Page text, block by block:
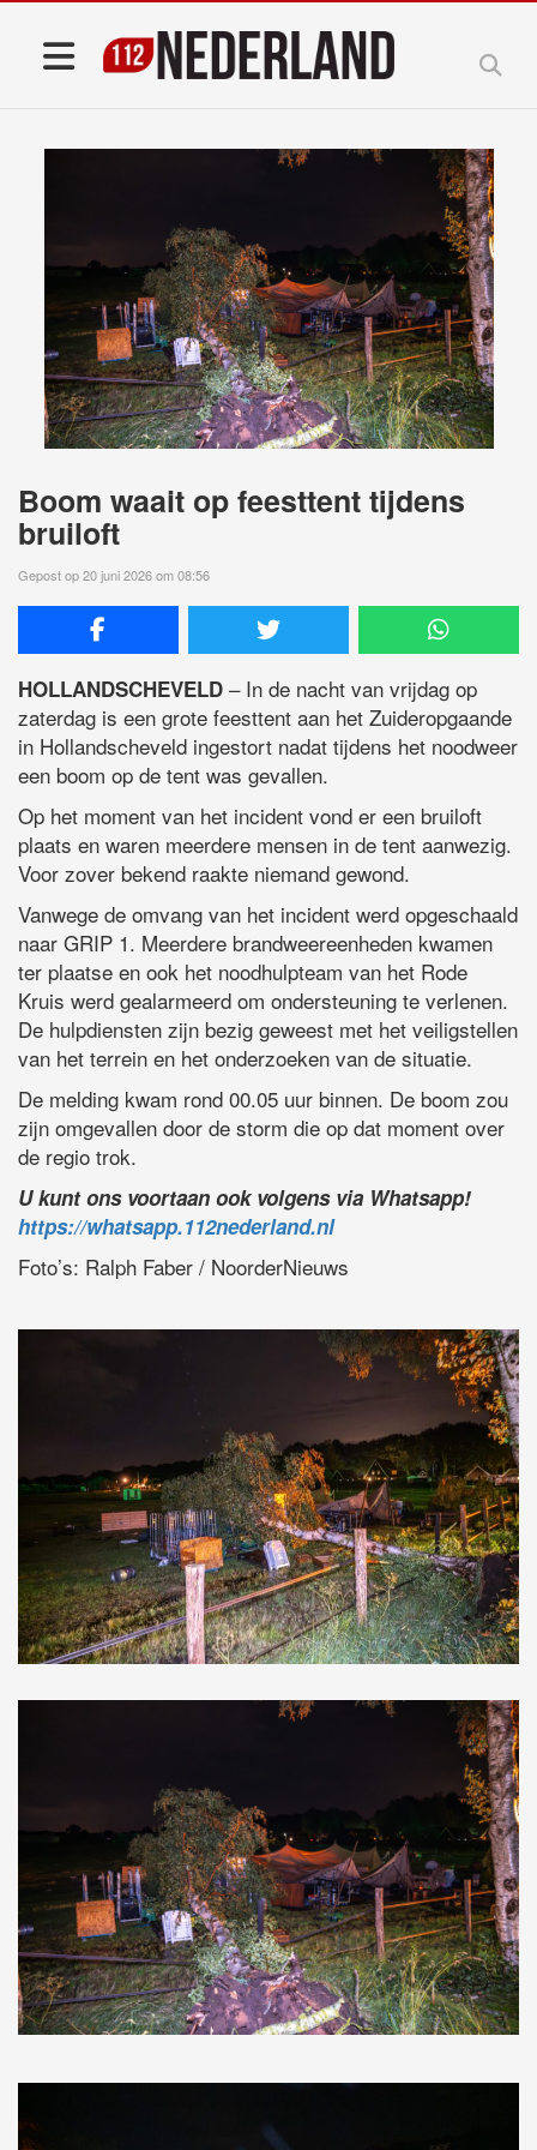
Boom waait op feesttent tijdens
bruiloft
Gepost op 20 juni 2026 om 08:56
HOLLANDSCHEVELD – In de nacht van vrijdag op
zaterdag is een grote feesttent aan het Zuideropgaande
in Hollandscheveld ingestort nadat tijdens het noodweer
een boom op de tent was gevallen.
Op het moment van het incident vond er een bruiloft
plaats en waren meerdere mensen in de tent aanwezig.
Voor zover bekend raakte niemand gewond.
Vanwege de omvang van het incident werd opgeschaald
naar GRIP 1. Meerdere brandweereenheden kwamen
ter plaatse en ook het noodhulpteam van het Rode
Kruis werd gealarmeerd om ondersteuning te verlenen.
De hulpdiensten zijn bezig geweest met het veiligstellen
van het terrein en het onderzoeken van de situatie.
De melding kwam rond 00.05 uur binnen. De boom zou
zijn omgevallen door de storm die op dat moment over
de regio trok.
U kunt ons voortaan ook volgens via Whatsapp!
https://whatsapp.112nederland.nl
Foto’s: Ralph Faber / NoorderNieuws